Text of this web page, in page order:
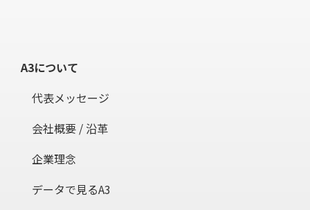
A3について
代表メッセージ
会社概要 / 沿革
企業理念
データで見るA3